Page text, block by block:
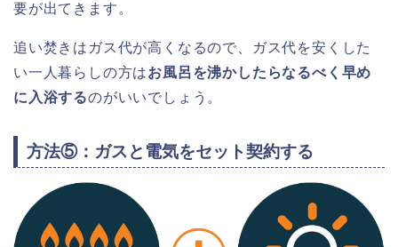
要が出てきます。
追い焚きはガス代が高くなるので、ガス代を安くした
い一人暮らしの方はお風呂を沸かしたらなるべく早め
に入浴するのがいいでしょう。
方法⑤：ガスと電気をセット契約する